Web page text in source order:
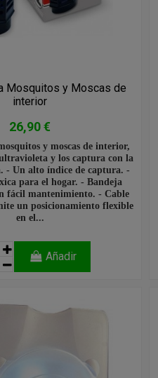
Mosquitos y Moscas de
interior
26,90 €
y moscas de interior,
y los captura con la
- Un alto índice de captura. -
para el hogar. - Bandeja
fácil mantenimiento. - Cable
un posicionamiento flexible
en el...
Añadir